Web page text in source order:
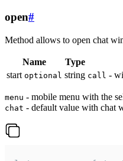
open#
Method allows to open chat
Name Type
start optional string call -
menu - mobile menu with the
chat - default value with chat